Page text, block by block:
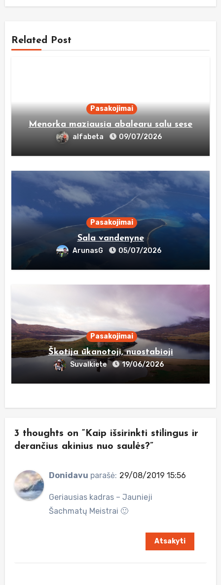
Related Post
Pasakojimai
Menorka maziausia abalearu salu sese
alfabeta 09/07/2026
Pasakojimai
Sala vandenyne
ArunasG 05/07/2026
Pasakojimai
Škotija ūkanotoji, nuostabioji
Suvalkiete 19/06/2026
3 thoughts on “Kaip išsirinkti stilingus ir
derančius akinius nuo saulės?”
Donidavu parašė: 29/08/2019 15:56
Geriausias kadras – Jaunieji
Šachmatų Meistrai 🙂
Atsakyti